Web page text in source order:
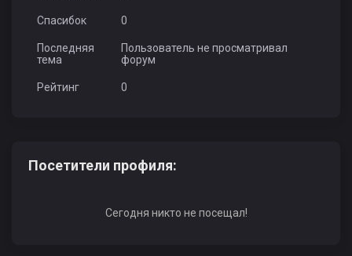
Спасибок 0
Последняя
тема
Пользователь не просматривал
форум
Рейтинг 0
Посетители профиля:
Сегодня никто не посещал!